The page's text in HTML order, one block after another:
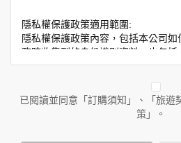
隱私權保護政策適用範圍:
隱私權保護政策內容，包括本公司
務時收集到的身份識別資料，也包括
作與本公司合作時分享的任何身份
人員。例如您透過本公司旗下網站上
放連結的廠商也可能蒐集您個人的資
人資訊，這些廣告廠商或連結網站有
已閱讀並同意「訂購須知」、「旅遊
策」。